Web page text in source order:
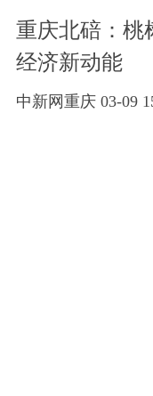
重庆北碚：桃
经济新动能
中新网重庆 03-09